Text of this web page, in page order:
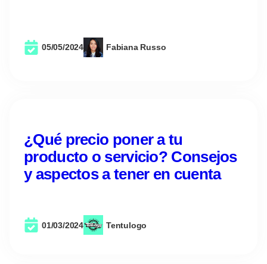
05/05/2024 Fabiana Russo
¿Qué precio poner a tu
producto o servicio? Consejos
y aspectos a tener en cuenta
01/03/2024 Tentulogo